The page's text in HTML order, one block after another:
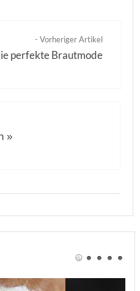
- Vorheriger Artikel
perfekte Brautmode
»